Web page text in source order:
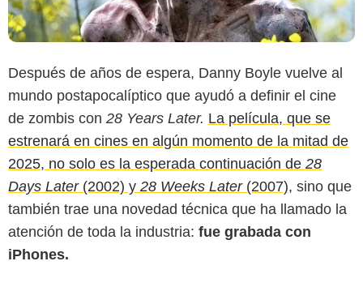
Después de años de espera, Danny Boyle vuelve al
mundo postapocalíptico que ayudó a definir el cine
de zombis con 28 Years Later. La película, que se
estrenará en cines en algún momento de la mitad de
2025, no solo es la esperada continuación de 28
Days Later(2002) y 28 Weeks Later(2007), sino que
también trae una novedad técnica que ha llamado la
atención de toda la industria: fue grabada con
iPhones.